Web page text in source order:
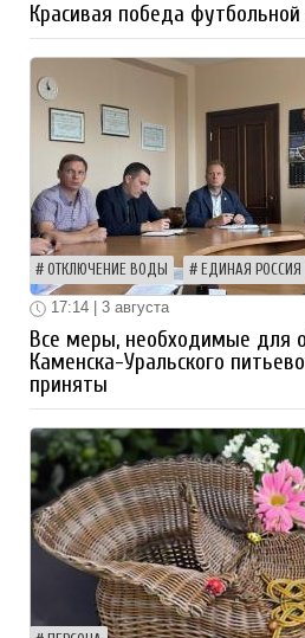
Красивая победа
ОТКЛЮЧЕНИЕ ВОДЫ ЕДИНАЯ РОССИЯ
17:14 | 3 августа
Все меры, необходимые для
Каменска-Уральского
приняты